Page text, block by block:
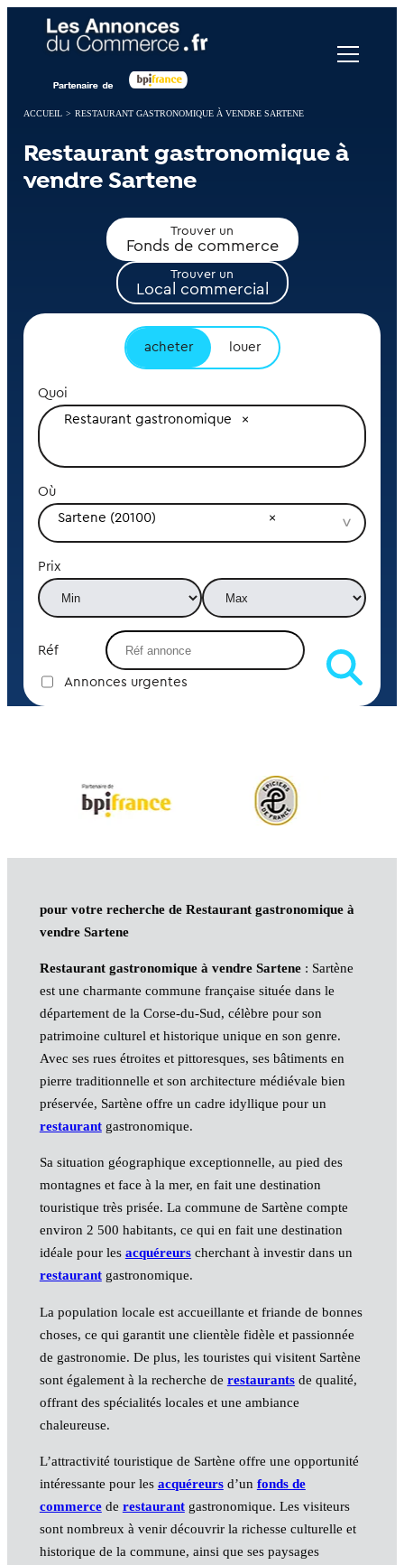
ACCUEIL > RESTAURANT GASTRONOMIQUE À VENDRE SARTENE
Restaurant gastronomique à
vendre Sartene
Trouver un
Fonds de commerce
Trouver un
Local commercial
acheter louer
Quoi
Restaurant gastronomique
Où
Sartene (20100)
Prix
Réf
Annonces urgentes
pour votre recherche de Restaurant gastronomique à
vendre Sartene
Restaurant gastronomique à vendre Sartene: Sartène
est une charmante commune française située dans le
département de la Corse-du-Sud, célèbre pour son
patrimoine culturel et historique unique en son genre.
Avec ses rues étroites et pittoresques, ses bâtiments en
pierre traditionnelle et son architecture médiévale bien
préservée, Sartène offre un cadre idyllique pour un
restaurantgastronomique.
Sa situation géographique exceptionnelle, au pied des
montagnes et face à la mer, en fait une destination
touristique très prisée. La commune de Sartène compte
environ 2 500 habitants, ce qui en fait une destination
idéale pour les acquéreurscherchant à investir dans un
restaurantgastronomique.
La population locale est accueillante et friande de bonnes
choses, ce qui garantit une clientèle fidèle et passionnée
de gastronomie. De plus, les touristes qui visitent Sartène
sont également à la recherche de restaurantsde qualité,
offrant des spécialités locales et une ambiance
chaleureuse.
L’attractivité touristique de Sartène offre une opportunité
intéressante pour les acquéreursd’un fonds de
commercede restaurantgastronomique. Les visiteurs
sont nombreux à venir découvrir la richesse culturelle et
historique de la commune, ainsi que ses paysages
Panneau de gestion des cookies